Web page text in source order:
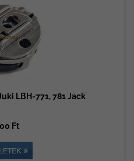
LBH-771, 781 Jack
Ft